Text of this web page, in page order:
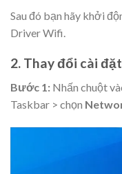
Sau đó bạn hãy khởi
Driver Wifi.
2. Thay đổi cài
Bước 1: Nhấn chuột
Taskbar > chọn